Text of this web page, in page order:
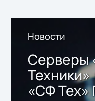
Новости
Серверы
«СФ